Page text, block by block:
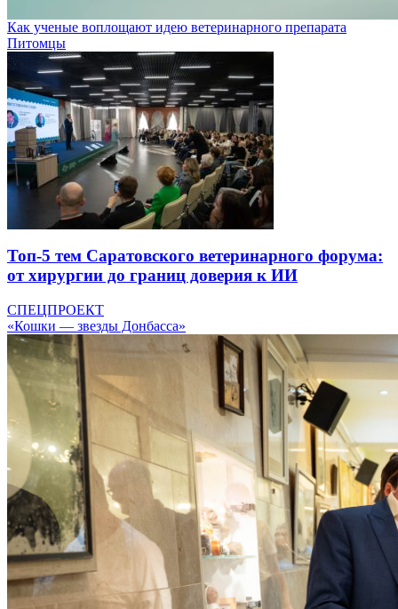
Как ученые воплощают идею ветеринарного препарата
Питомцы
Топ-5 тем Саратовского ветеринарного форума:
от хирургии до границ доверия к ИИ
СПЕЦПРОЕКТ
«Кошки — звезды Донбасса»